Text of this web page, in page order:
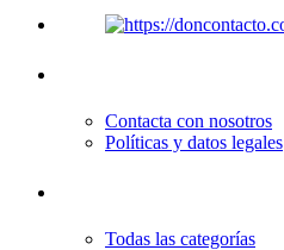
Contacta con nosotros
Políticas y datos legales
Todas las categorías